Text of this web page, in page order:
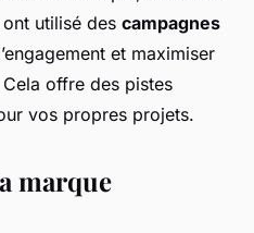
utilisé des campagnes
et maximiser
offre des pistes
vos propres projets.
marque